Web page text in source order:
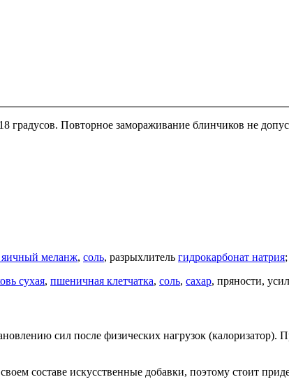
Повторное замораживание блинчиков не
яичный меланж, соль, разрыхлитель гидрокарбонат натрия;
сухая, пшеничная клетчатка, соль, сахар, пряности,
сил после физических нагрузок (калоризатор).
составе искусственные добавки, поэтому стоит